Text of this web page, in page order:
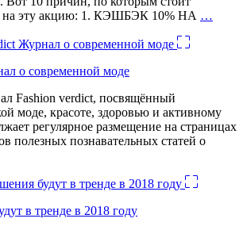
на эту акцию: 1. КЭШБЭК 10% НА …
о современной моде
Fashion verdict, посвящённый
моде, красоте, здоровью и активному
регулярное размещение на страницах
полезных познавательных статей о
в тренде в 2018 году